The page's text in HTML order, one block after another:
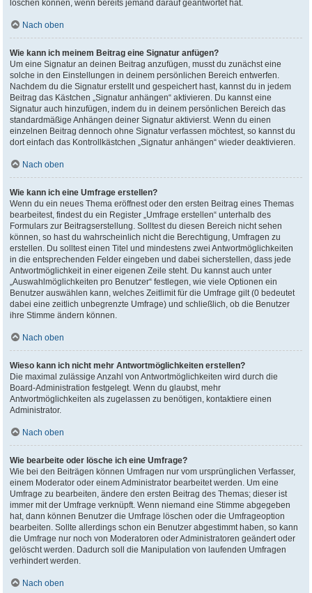
löschen können, wenn bereits jemand darauf geantwortet hat.
Nach oben
Wie kann ich meinem Beitrag eine Signatur anfügen?
Um eine Signatur an deinen Beitrag anzufügen, musst du zunächst eine
solche in den Einstellungen in deinem persönlichen Bereich entwerfen.
Nachdem du die Signatur erstellt und gespeichert hast, kannst du in jedem
Beitrag das Kästchen „Signatur anhängen“ aktivieren. Du kannst eine
Signatur auch hinzufügen, indem du in deinem persönlichen Bereich das
standardmäßige Anhängen deiner Signatur aktivierst. Wenn du einen
einzelnen Beitrag dennoch ohne Signatur verfassen möchtest, so kannst du
dort einfach das Kontrollkästchen „Signatur anhängen“ wieder deaktivieren.
Nach oben
Wie kann ich eine Umfrage erstellen?
Wenn du ein neues Thema eröffnest oder den ersten Beitrag eines Themas
bearbeitest, findest du ein Register „Umfrage erstellen“ unterhalb des
Formulars zur Beitragserstellung. Solltest du diesen Bereich nicht sehen
können, so hast du wahrscheinlich nicht die Berechtigung, Umfragen zu
erstellen. Du solltest einen Titel und mindestens zwei Antwortmöglichkeiten
in die entsprechenden Felder eingeben und dabei sicherstellen, dass jede
Antwortmöglichkeit in einer eigenen Zeile steht. Du kannst auch unter
„Auswahlmöglichkeiten pro Benutzer“ festlegen, wie viele Optionen ein
Benutzer auswählen kann, welches Zeitlimit für die Umfrage gilt (0 bedeutet
dabei eine zeitlich unbegrenzte Umfrage) und schließlich, ob die Benutzer
ihre Stimme ändern können.
Nach oben
Wieso kann ich nicht mehr Antwortmöglichkeiten erstellen?
Die maximal zulässige Anzahl von Antwortmöglichkeiten wird durch die
Board-Administration festgelegt. Wenn du glaubst, mehr
Antwortmöglichkeiten als zugelassen zu benötigen, kontaktiere einen
Administrator.
Nach oben
Wie bearbeite oder lösche ich eine Umfrage?
Wie bei den Beiträgen können Umfragen nur vom ursprünglichen Verfasser,
einem Moderator oder einem Administrator bearbeitet werden. Um eine
Umfrage zu bearbeiten, ändere den ersten Beitrag des Themas; dieser ist
immer mit der Umfrage verknüpft. Wenn niemand eine Stimme abgegeben
hat, dann können Benutzer die Umfrage löschen oder die Umfrageoption
bearbeiten. Sollte allerdings schon ein Benutzer abgestimmt haben, so kann
die Umfrage nur noch von Moderatoren oder Administratoren geändert oder
gelöscht werden. Dadurch soll die Manipulation von laufenden Umfragen
verhindert werden.
Nach oben